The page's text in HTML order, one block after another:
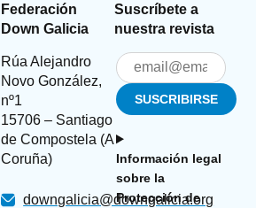
Federación
Down Galicia
Rúa Alejandro
Novo González,
nº1
15706 – Santiago
de Compostela (A
Coruña)
downgalicia@downgalicia.org
Suscríbete a
nuestra revista
Información legal
sobre la
Protección de